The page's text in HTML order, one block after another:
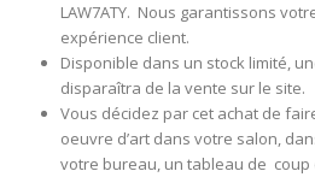
LAW7ATY. Nous garantissons
expérience client.
Disponible dans un stock limité,
disparaîtra de la vente sur le site.
Vous décidez par cet achat de
oeuvre d’art dans votre salon,
votre bureau, un tableau de